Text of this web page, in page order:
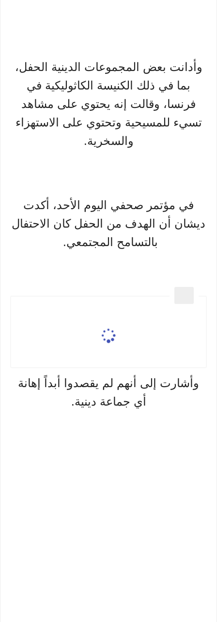
وأدانت بعض المجموعات الدينية الحفل،
بما في ذلك الكنيسة الكاثوليكية في
فرنسا، وقالت إنه يحتوي على مشاهد
تسيء للمسيحية وتحتوي على الاستهزاء
والسخرية.
في مؤتمر صحفي اليوم الأحد، أكدت
ديشان أن الهدف من الحفل كان الاحتفال
بالتسامح المجتمعي.
وأشارت إلى أنهم لم يقصدوا أبداً إهانة
أي جماعة دينية.